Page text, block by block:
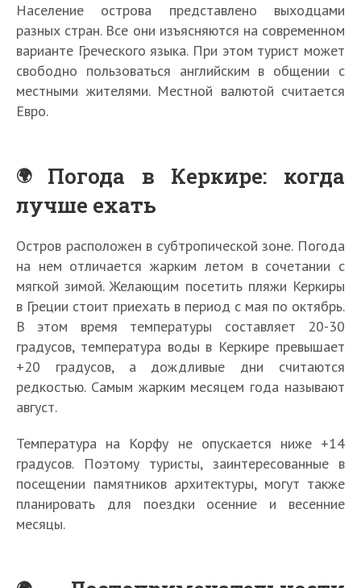
Население острова представлено выходцами
разных стран. Все они изъясняются на современном
варианте Греческого языка. При этом турист может
свободно пользоваться английским в общении с
местными жителями. Местной валютой считается
Евро.
Погода в Керкире: когда
лучше ехать
Остров расположен в субтропической зоне. Погода
на нем отличается жарким летом в сочетании с
мягкой зимой. Желающим посетить пляжи Керкиры
в Греции стоит приехать в период с мая по октябрь.
В этом время температуры составляет 20-30
градусов, температура воды в Керкире превышает
+20 градусов, а дождливые дни считаются
редкостью. Самым жарким месяцем года называют
август.
Температура на Корфу не опускается ниже +14
градусов. Поэтому туристы, заинтересованные в
посещении памятников архитектуры, могут также
планировать для поездки осенние и весенние
месяцы.